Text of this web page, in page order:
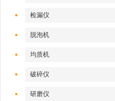
检漏仪
脱泡机
均质机
破碎仪
研磨仪